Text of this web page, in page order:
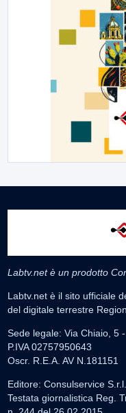
Labtv.net è un prodotto
Labtv.net è il sito ufficiale
del digitale terrestre
Sede legale: Via Chiaio, 5
P.IVA 02757950643
Oscr. R.E.A. AV N.181151
Editore: Consulservice S.r.l.
Testata giornalistica Reg.